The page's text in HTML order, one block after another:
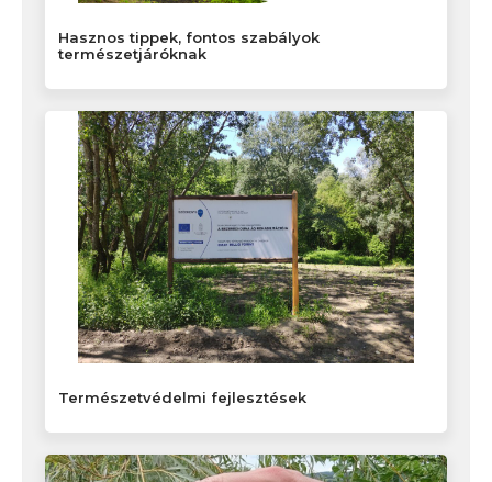
Hasznos tippek, fontos szabályok
természetjáróknak
Természetvédelmi fejlesztések